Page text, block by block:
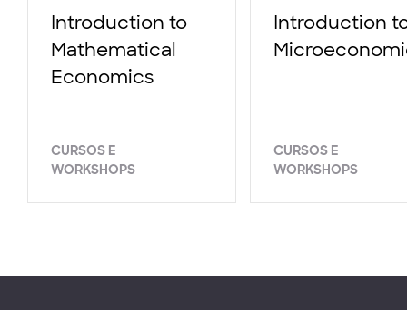
Introduction to
Mathematical
Economics
CURSOS E
WORKSHOPS
Introduction
CURSOS E
WORKSHOPS